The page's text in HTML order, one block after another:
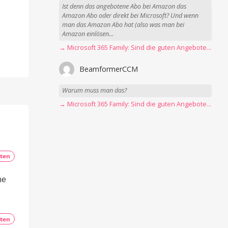
Ist denn das angebotene Abo bei Amazon das
Amazon Abo oder direkt bei Microsoft? Und wenn
man das Amazon Abo hat (also was man bei
Amazon einlösen...
→ Microsoft 365 Family: Sind die guten Angebote vorbei?
BeamformerCCM
Warum muss man das?
→ Microsoft 365 Family: Sind die guten Angebote vorbei?